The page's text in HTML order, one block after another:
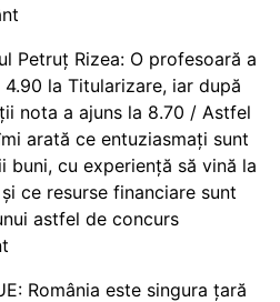
Petruț Rizea: O profesoară a
la Titularizare, iar după
nota a ajuns la 8.70 / Astfel
arată ce entuziasmați sunt
buni, cu experiență să vină la
ce resurse financiare sunt
astfel de concurs
România este singura țară